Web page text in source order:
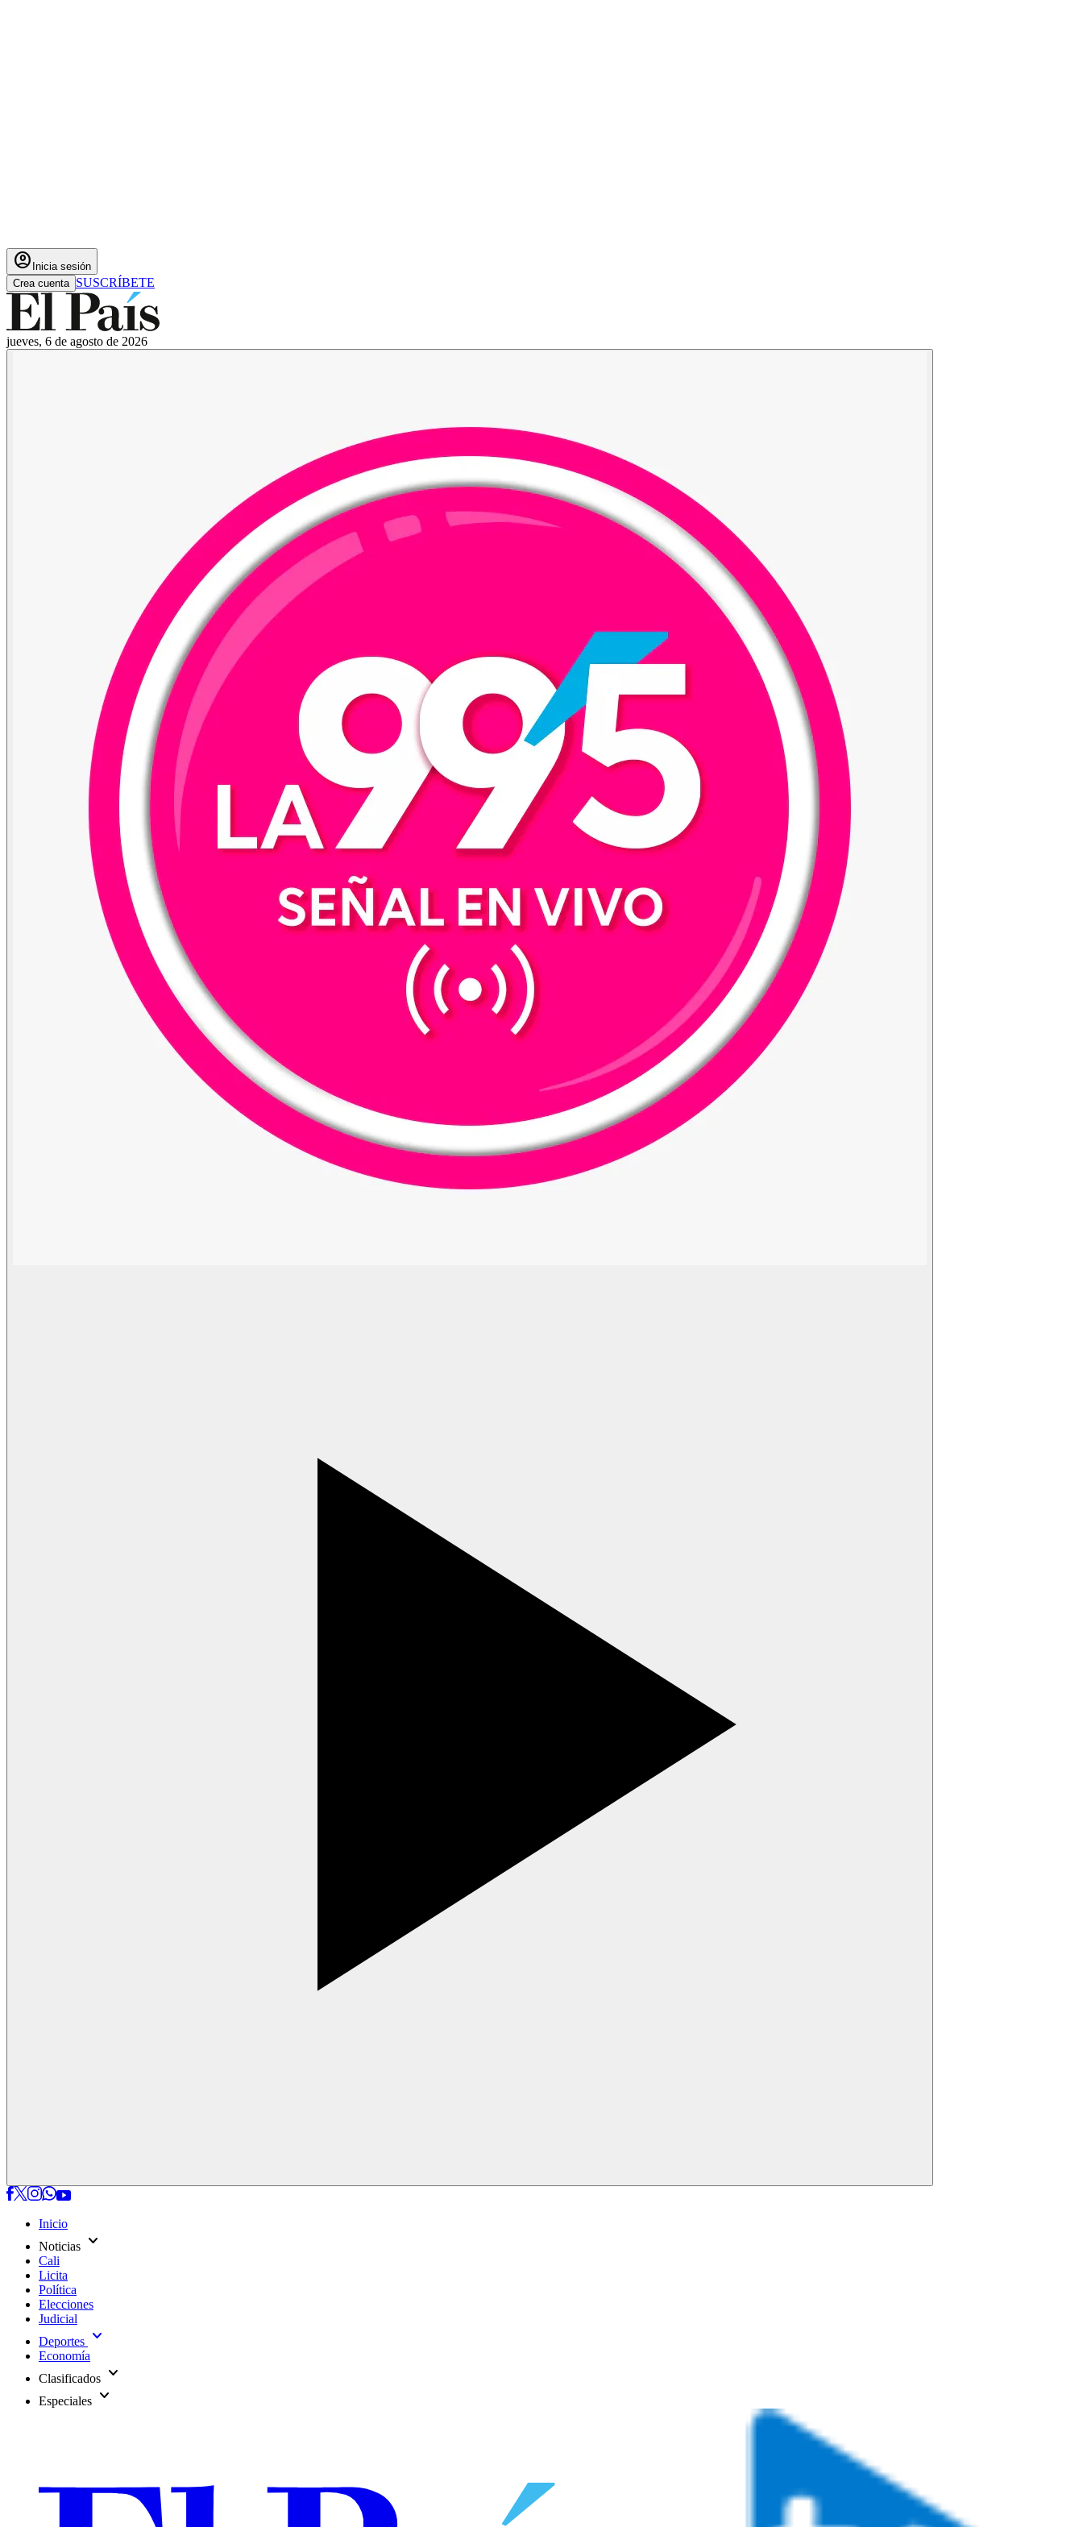
account_circle Inicia sesión
Crea cuenta SUSCRÍBETE
jueves, 6 de agosto de 2026
Inicio
Noticias expand_more
Cali
Licita
Política
Elecciones
Judicial
Deportes expand_more
Economía
Clasificados expand_more
Especiales expand_more